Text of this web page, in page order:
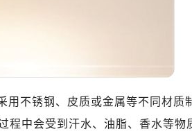
用不锈钢、皮质或金属等不同材质
程中会受到汗水、油脂、香水等物